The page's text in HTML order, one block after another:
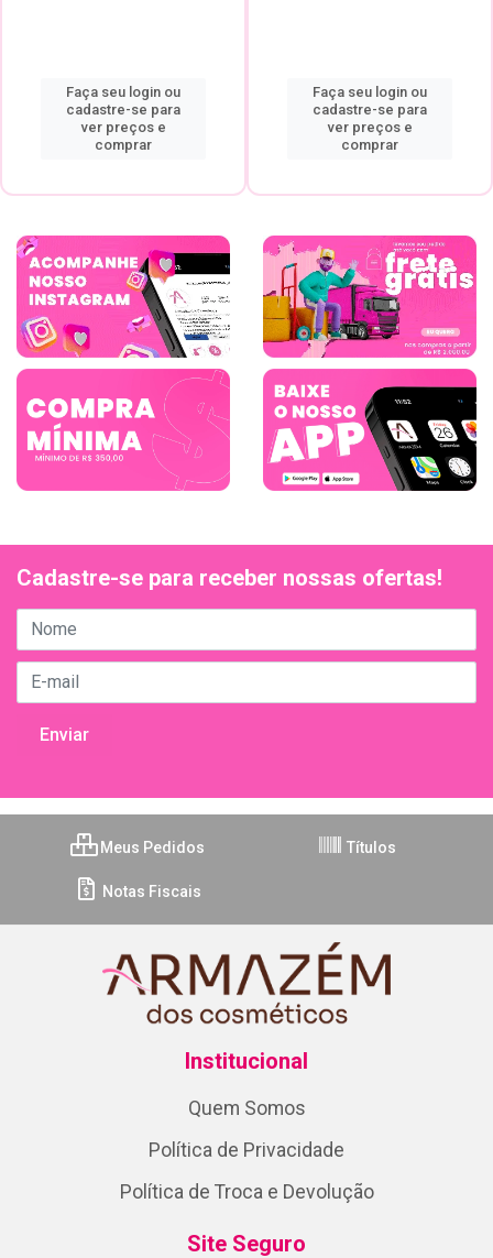
Faça seu login ou
cadastre-se para
ver preços e
comprar
Faça seu login ou
cadastre-se para
ver preços e
comprar
Cadastre-se para receber nossas ofertas!
Meus Pedidos Títulos
Notas Fiscais
Institucional
Quem Somos
Política de Privacidade
Política de Troca e Devolução
Site Seguro